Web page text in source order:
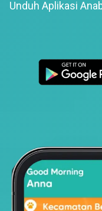
Unduh Aplikasi